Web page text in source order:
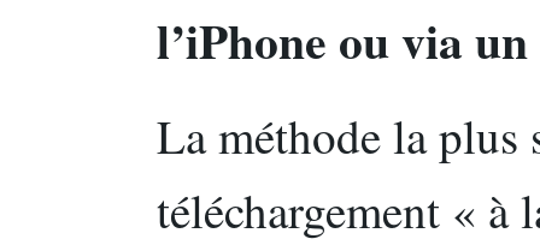
l’iPhone ou via
La méthode la plus
téléchargement « à